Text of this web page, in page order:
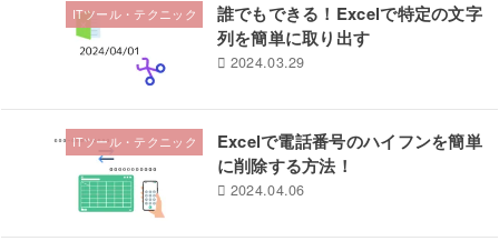
ITツール・テクニック
誰でもできる！Excelで特定の文字
列を簡単に取り出す
2024.03.29
ITツール・テクニック
Excelで電話番号のハイフンを簡単
に削除する方法！
2024.04.06